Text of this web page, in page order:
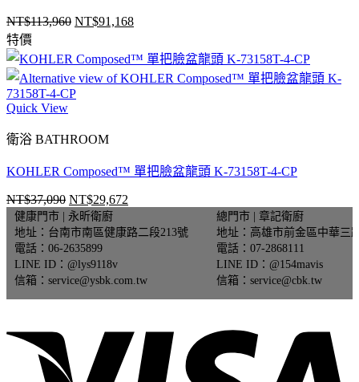
NT$113,960 原
價
格：
NT$113,960。
NT$91,168目
價
格：
特價
Quick View
衛浴 BATHROOM
KOHLER Composed™ 單把臉盆龍頭 K-73158T-4-CP
NT$37,090 原
始
價
格：
NT$37,090。
NT$29,672目
價
NT$29,672。
健康門市 | 永昕衛廚
地址：台南市南區健康路二段213號
電話：06-2635899
LINE ID：@lys9118v
信箱：service@ysbk.com.tw
總門市 | 章記衛廚
地址：高雄市前金區中華三
電話：07-2868111
LINE ID：@154mavis
信箱：service@cbk.tw